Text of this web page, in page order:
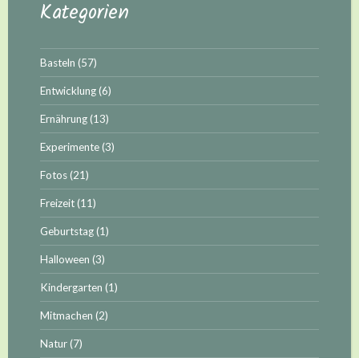
Kategorien
Basteln (57)
Entwicklung(6)
Ernährung(13)
Experimente(3)
Fotos(21)
Freizeit(11)
Geburtstag(1)
Halloween (3)
Kindergarten (1)
Mitmachen (2)
Natur(7)